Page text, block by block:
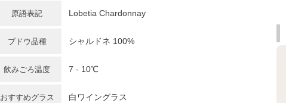
原語表記 Lobetia Chardonnay
ブドウ品種 シャルドネ 100%
飲みごろ温度 7 - 10℃
おすすめグラス 白ワイングラス